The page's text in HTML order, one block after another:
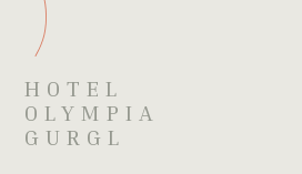
HOTEL
OLYMPIA
GURGL